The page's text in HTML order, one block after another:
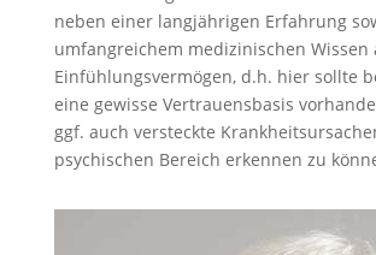
neben einer langjährigen Erfahrung
umfangreichem medizinischen Wissen
Einfühlungsvermögen, d.h. hier sollte
eine gewisse Vertrauensbasis
ggf. auch versteckte
psychischen Bereich erkennen zu